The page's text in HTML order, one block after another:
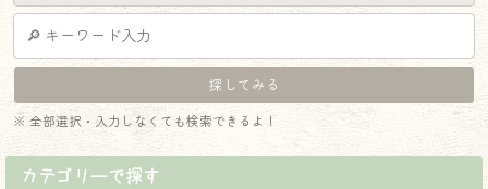
※ 全部選択・入力しなくても検索できるよ！
カテゴリーで探す